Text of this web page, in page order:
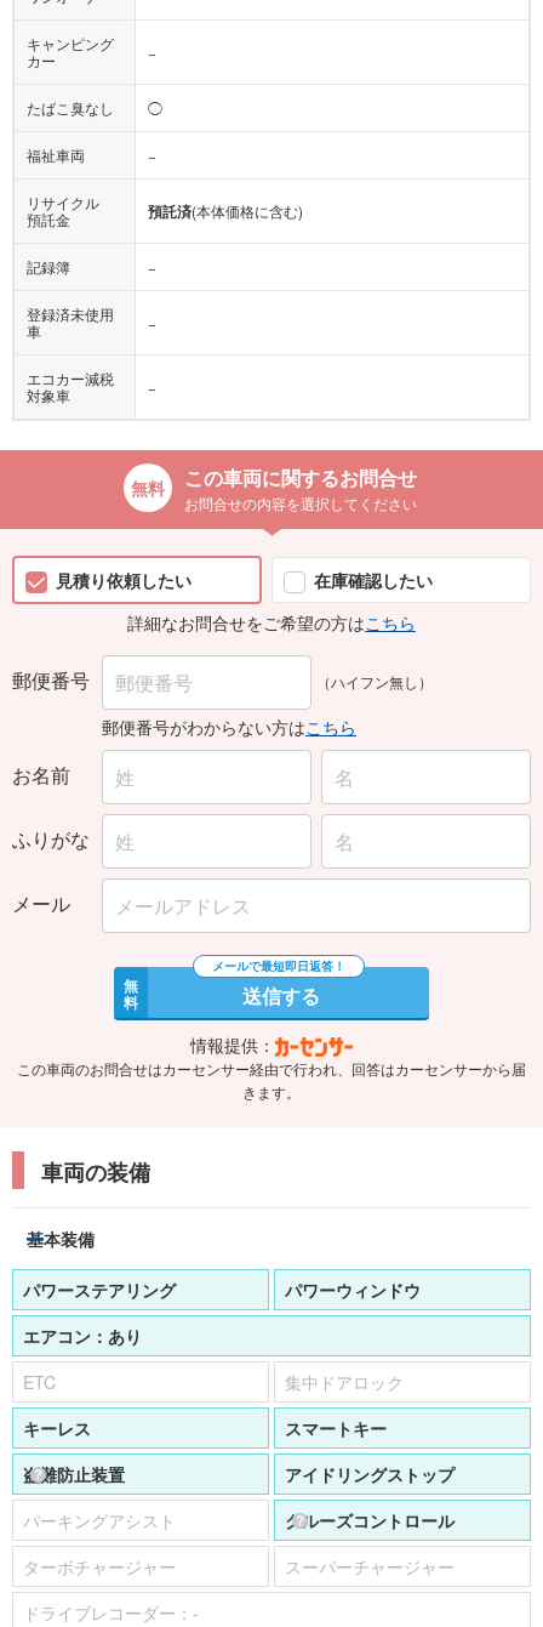
キャンピング
カー
−
たばこ臭なし ◯
福祉車両 −
リサイクル
預託金
預託済(本体価格に含む)
記録簿 −
登録済未使用
車
−
エコカー減税
対象車
−
この車両に関するお問合せ
お問合せの内容を選択してください
見積り依頼したい
在庫確認したい
詳細なお問合せをご希望の方はこちら
郵便番号 （ハイフン無し）
郵便番号がわからない方はこちら
お名前
ふりがな
メール
無
料 送信する
情報提供：
この車両のお問合せはカーセンサー経由で行われ、回答はカーセンサーから届
きます。
車両の装備
基本装備
パワーステアリング
パワーウィンドウ
エアコン： あり
ETC
集中ドアロック
キーレス
スマートキー
盗難防止装置
アイドリングストップ
パーキングアシスト
クルーズコントロール
ターボチャージャー
スーパーチャージャー
ドライブレコーダー： -